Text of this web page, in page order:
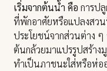
เริ่มจากต้นน้ำ คือ การป
ที่พักอาศัยหรือแปลงสวน
ประโยชน์จากส่วนต่าง
ต้นกล้วยมาแปรรูปสร้าง
ทำเป็นภาชนะใส่หรือห่อ